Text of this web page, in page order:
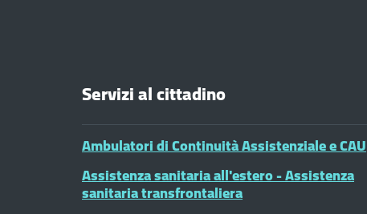
Servizi al cittadino
Ambulatori di Continuità Assistenziale e CAU
Assistenza sanitaria all'estero - Assistenza
sanitaria transfrontaliera